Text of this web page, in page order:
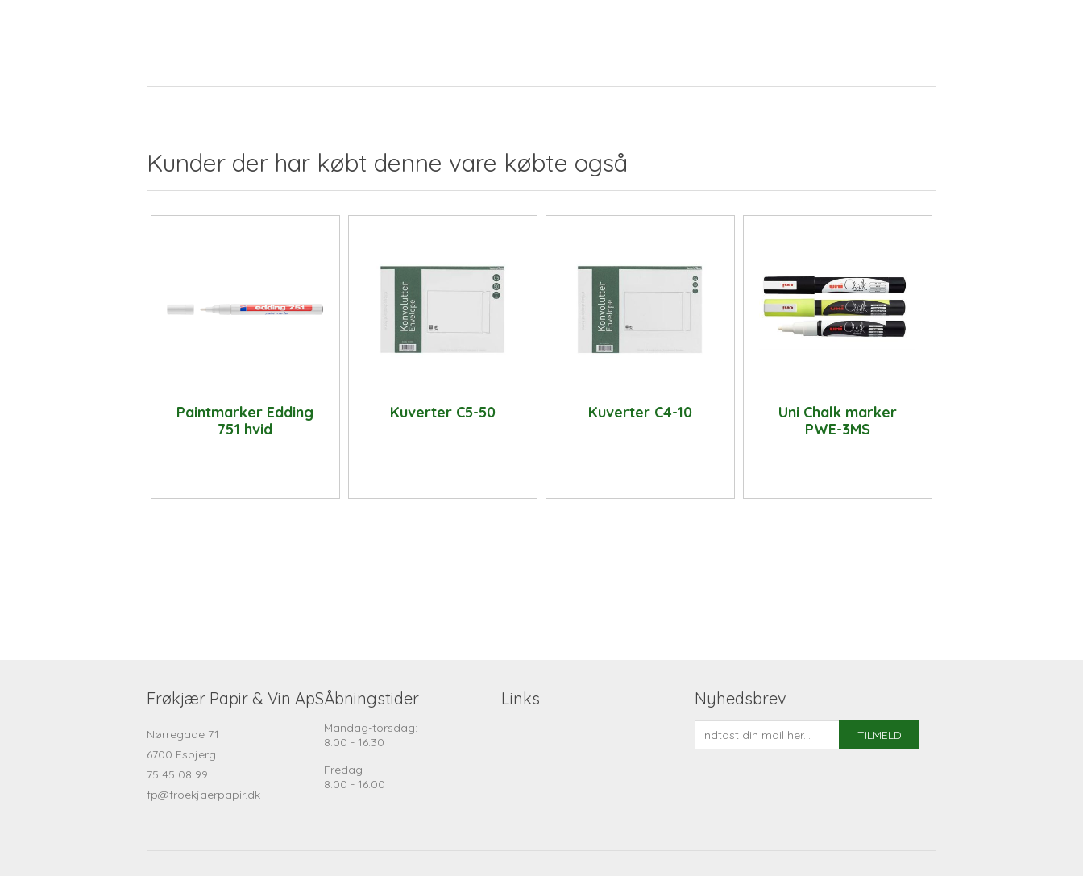
Kunder der har købt denne vare købte også
Paintmarker Edding
751 hvid
Kuverter C5-50 Kuverter C4-10
Uni Chalk marker
PWE-3MS
Frøkjær Papir & Vin ApS
Nørregade 71
6700 Esbjerg
75 45 08 99
fp@froekjaerpapir.dk
Åbningstider
Mandag-torsdag:
8.00 - 16.30
Fredag
8.00 - 16.00
Links Nyhedsbrev
TILMELD